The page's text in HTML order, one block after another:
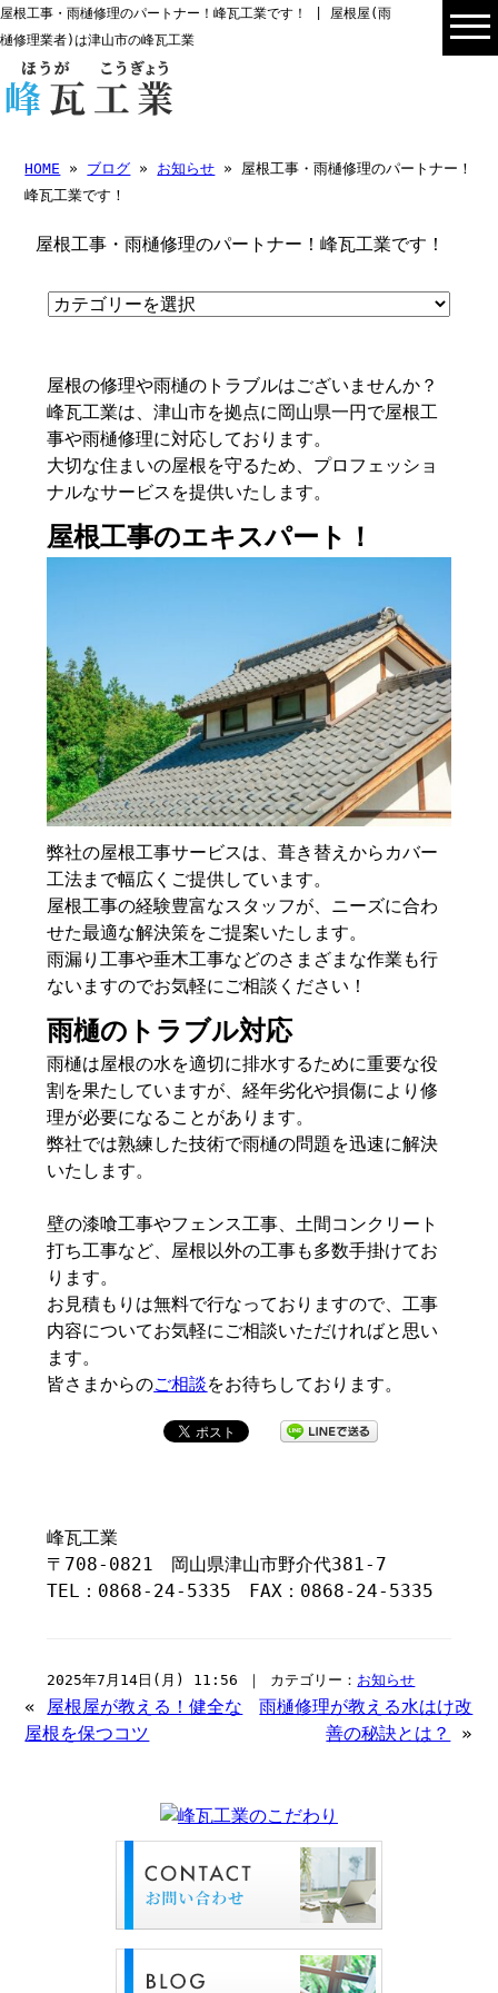
屋根工事・雨樋修理のパートナー！峰瓦工業です！ | 屋根屋(雨
樋修理業者)は津山市の峰瓦工業
HOME » ブログ » お知らせ » 屋根工事・雨樋修理のパートナー！
峰瓦工業です！
屋根工事・雨樋修理のパートナー！峰瓦工業です！
屋根の修理や雨樋のトラブルはございませんか？
峰瓦工業は、津山市を拠点に岡山県一円で屋根工
事や雨樋修理に対応しております。
大切な住まいの屋根を守るため、プロフェッショ
ナルなサービスを提供いたします。
屋根工事のエキスパート！
弊社の屋根工事サービスは、葺き替えからカバー
工法まで幅広くご提供しています。
屋根工事の経験豊富なスタッフが、ニーズに合わ
せた最適な解決策をご提案いたします。
雨漏り工事や垂木工事などのさまざまな作業も行
ないますのでお気軽にご相談ください！
雨樋のトラブル対応
雨樋は屋根の水を適切に排水するために重要な役
割を果たしていますが、経年劣化や損傷により修
理が必要になることがあります。
弊社では熟練した技術で雨樋の問題を迅速に解決
いたします。
壁の漆喰工事やフェンス工事、土間コンクリート
打ち工事など、屋根以外の工事も多数手掛けてお
ります。
お見積もりは無料で行なっておりますので、工事
内容についてお気軽にご相談いただければと思い
ます。
皆さまからのご相談をお待ちしております。
峰瓦工業
〒708-0821 岡山県津山市野介代381-7
TEL：0868-24-5335 FAX：0868-24-5335
2025年7月14日(月) 11:56 ｜ カテゴリー： お知らせ
« 屋根屋が教える！健全な
屋根を保つコツ
雨樋修理が教える水はけ改
善の秘訣とは？
»